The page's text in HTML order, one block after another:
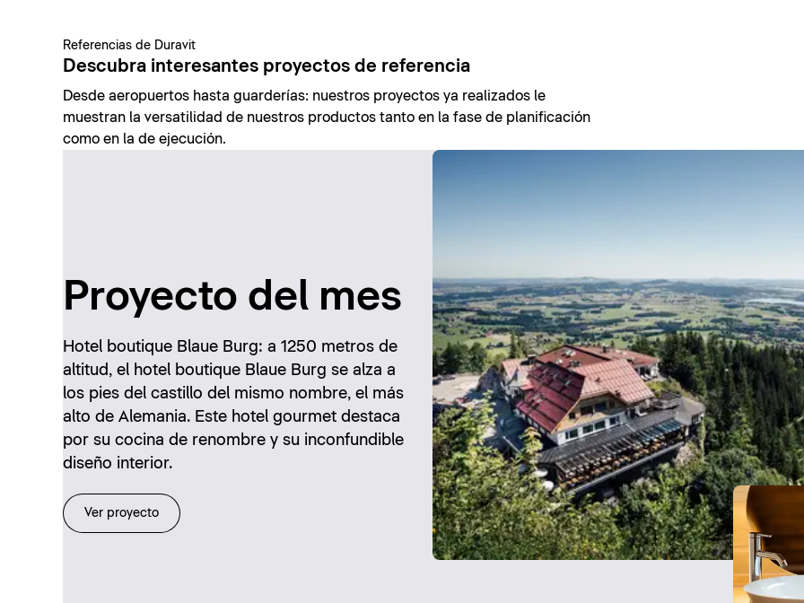
Referencias de Duravit
Descubra interesantes proyectos de referencia
Desde aeropuertos hasta guarderías: nuestros proyectos ya realizados le
muestran la versatilidad de nuestros productos tanto en la fase de planificación
como en la de ejecución.
Proyecto del mes
Hotel boutique Blaue Burg: a 1250 metros de
altitud, el hotel boutique Blaue Burg se alza a
los pies del castillo del mismo nombre, el más
alto de Alemania. Este hotel gourmet destaca
por su cocina de renombre y su inconfundible
diseño interior.
Ver proyecto